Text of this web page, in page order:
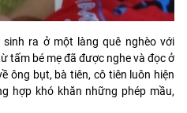
ra ở một làng quê nghèo với
tấm bé mẹ đã được nghe và đọc ở
ông bụt, bà tiên, cô tiên luôn hiện
hợp khó khăn những phép mầu,